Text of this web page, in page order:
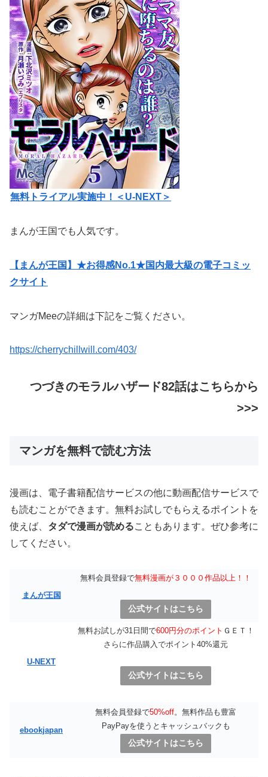
無料トライアル実施中！＜U-NEXT＞
まんが王国でも人気です。
【まんが王国】★お得感No.1★国内最大級の電子コミッ
クサイト
マンガMeeの詳細は下記をご覧ください。
https://cherrychillwill.com/403/
つづきのモラルハザード82話はこちらから
>>>
マンガを無料で読む方法
漫画は、電子書籍配信サービスの他に動画配信サービスで
も読むことができます。無料お試しでもらえるポイントを
使えば、 タダで漫画が読めることもあります。ぜひ参考に
してください。
まんが王国
無料会員登録で無料漫画が３０００作品以上！！
公式サイトはこちら
U-NEXT
無料お試しが31日間で600円分のポイント ＧＥＴ！
さらに作品購入でポイント40%還元
公式サイトはこちら
ebookjapan
無料会員登録で50%off。無料作品も豊富
PayPayを使うとキャッシュバックも
公式サイトはこちら